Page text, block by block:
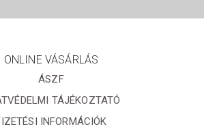
ONLINE VÁSÁRLÁS
ÁSZF
TÁJÉKOZTATÓ
INFORMÁCIÓK